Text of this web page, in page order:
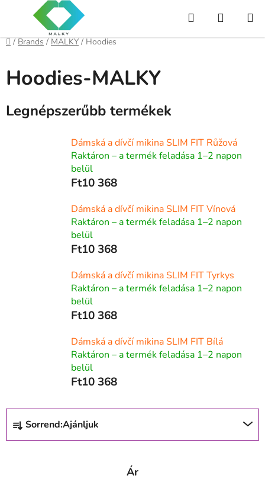
tartalomhoz
KeresésKOSÁR
Kezdőlap
/ Brands / MALKY / Hoodies
Hoodies-MALKY
Legnépszerűbb termékek
Dámská a dívčí mikina SLIM FIT Růžová
Raktáron – a termék feladása 1–2 napon
belül
Ft10 368
Dámská a dívčí mikina SLIM FIT Vínová
Raktáron – a termék feladása 1–2 napon
belül
Ft10 368
Dámská a dívčí mikina SLIM FIT Tyrkys
Raktáron – a termék feladása 1–2 napon
belül
Ft10 368
Dámská a dívčí mikina SLIM FIT Bílá
Raktáron – a termék feladása 1–2 napon
belül
Ft10 368
T
r
Sorrend:Ajánljuk
Ár